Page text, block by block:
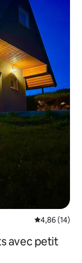
Évaluation
4,86 (14)
avec petit